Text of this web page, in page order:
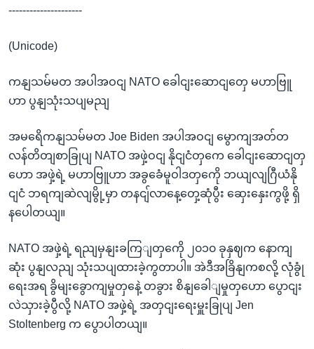
---------------------
(Unicode)
ကနျသမ်မတ အပါအဝငျ NATO ခေါငျးဆောငျတှေ မဟာဗြူ
ဟာ ပွနျသုံးသပျမညျ
အမရေိကနျသမ်မတ Joe Biden အပါအဝငျ မွောကျအတ်တ
လန်တိတျစာခြုပျ NATO အဖှဲ့ဝငျ နိုငျငံတှကေ ခေါငျးဆောငျတှ
ဟော အဖှဲ့ရဲ့ မဟာဗြူဟာ အခွခေံမူဝါဒတှကေို ဘယျလျဂြီယံနို
ငျငံ ဘရကျဆဲလျမွို့မှာ တနငျ်လာနေ့တှေ့ဆုံပွီး ဆှေးနှေးကွဖို့ ရှိ
နပေါတယျ။
NATO အဖှဲ့ရဲ့ ရညျမှနျးခကြျတှကေို ၂၀၁၀ ခုနှဈက နောကျ
ဆုံး ပွနျလညျ သုံးသပျထားခဲ့ကွတာပါ။ အဲဒီအခြိနျကစလို့ လုံခွုံ
ရေးအရ ခွိမျးခွောကျမှုတှနေဲ့ တခွား စိနျခေါျမှုတှဟော ပွောငျး
လဲသှားခဲ့ပွီလို့ NATO အဖှဲ့ရဲ့ အတှငျးရေးမှူးခြုပျ Jen
Stoltenberg က ပွောပါတယျ။